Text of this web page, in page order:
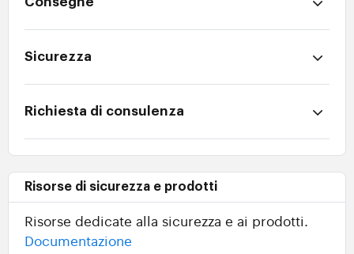
Sicurezza
Richiesta di consulenza
Risorse di sicurezza e prodotti
Risorse dedicate alla sicurezza e ai prodotti.
Documentazione